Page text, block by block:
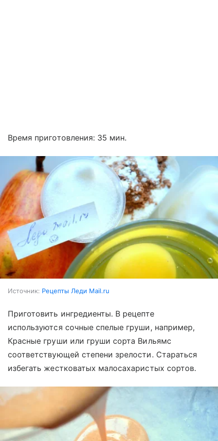
Время приготовления: 35 мин.
Источник: Рецепты Леди Mail.ru
Приготовить ингредиенты. В рецепте
используются сочные спелые груши, например,
Красные груши или груши сорта Вильямс
соответствующей степени зрелости. Стараться
избегать жестковатых малосахаристых сортов.